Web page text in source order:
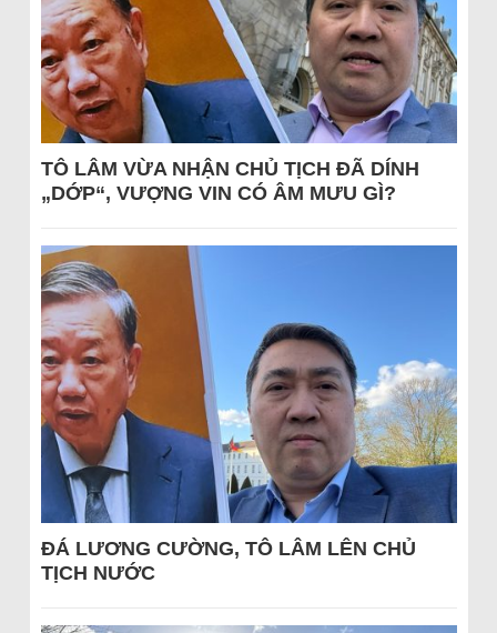
TÔ LÂM VỪA NHẬN CHỦ TỊCH ĐÃ DÍNH
„DỚP“, VƯỢNG VIN CÓ ÂM MƯU GÌ?
ĐÁ LƯƠNG CƯỜNG, TÔ LÂM LÊN CHỦ
TỊCH NƯỚC